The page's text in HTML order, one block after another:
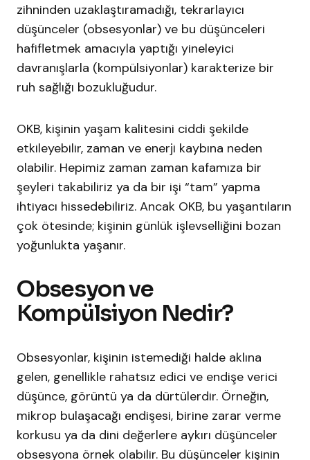
zihninden uzaklaştıramadığı, tekrarlayıcı
düşünceler (obsesyonlar) ve bu düşünceleri
hafifletmek amacıyla yaptığı yineleyici
davranışlarla (kompülsiyonlar) karakterize bir
ruh sağlığı bozukluğudur.
OKB, kişinin yaşam kalitesini ciddi şekilde
etkileyebilir, zaman ve enerji kaybına neden
olabilir. Hepimiz zaman zaman kafamıza bir
şeyleri takabiliriz ya da bir işi “tam” yapma
ihtiyacı hissedebiliriz. Ancak OKB, bu yaşantıların
çok ötesinde; kişinin günlük işlevselliğini bozan
yoğunlukta yaşanır.
Obsesyon ve
Kompülsiyon Nedir?
Obsesyonlar, kişinin istemediği halde aklına
gelen, genellikle rahatsız edici ve endişe verici
düşünce, görüntü ya da dürtülerdir. Örneğin,
mikrop bulaşacağı endişesi, birine zarar verme
korkusu ya da dini değerlere aykırı düşünceler
obsesyona örnek olabilir. Bu düşünceler kişinin